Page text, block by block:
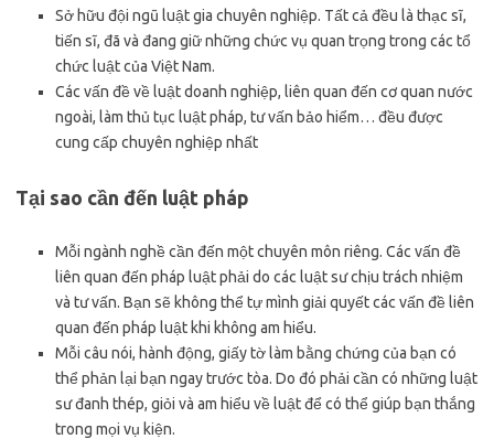
Sở hữu đội ngũ luật gia chuyên nghiệp. Tất cả đều là thạc sĩ,
tiến sĩ, đã và đang giữ những chức vụ quan trọng trong các tổ
chức luật của Việt Nam.
Các vấn đề về luật doanh nghiệp, liên quan đến cơ quan nước
ngoài, làm thủ tục luật pháp, tư vấn bảo hiểm… đều được
cung cấp chuyên nghiệp nhất
Tại sao cần đến luật pháp
Mỗi ngành nghề cần đến một chuyên môn riêng. Các vấn đề
liên quan đến pháp luật phải do các luật sư chịu trách nhiệm
và tư vấn. Bạn sẽ không thể tự mình giải quyết các vấn đề liên
quan đến pháp luật khi không am hiểu.
Mỗi câu nói, hành động, giấy tờ làm bằng chứng của bạn có
thể phản lại bạn ngay trước tòa. Do đó phải cần có những luật
sư đanh thép, giỏi và am hiểu về luật để có thể giúp bạn thắng
trong mọi vụ kiện.